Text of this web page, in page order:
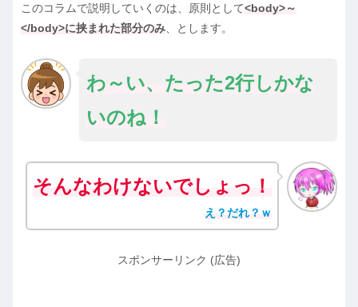
このコラムで説明していくのは、原則として<body>～
</body>に挟まれた部分のみ 、とします。
わ～い、たった2行しかな
いのね！
そんなわけないでしょっ！
え？だれ？ｗ
スポンサーリンク (広告)